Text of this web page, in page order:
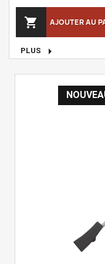
 AJOUTER AU
PLUS 